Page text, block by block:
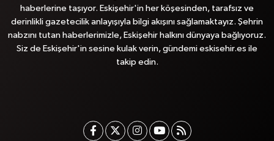
haberlerine taşıyor. Eskişehir'in her köşesinden, tarafsız ve
derinlikli gazetecilik anlayışıyla bilgi akışını sağlamaktayız. Şehrin
nabzını tutan haberlerimizle, Eskişehir halkını dünyaya bağlıyoruz.
Siz de Eskişehir'in sesine kulak verin, gündemi eskisehir.es ile
takip edin.